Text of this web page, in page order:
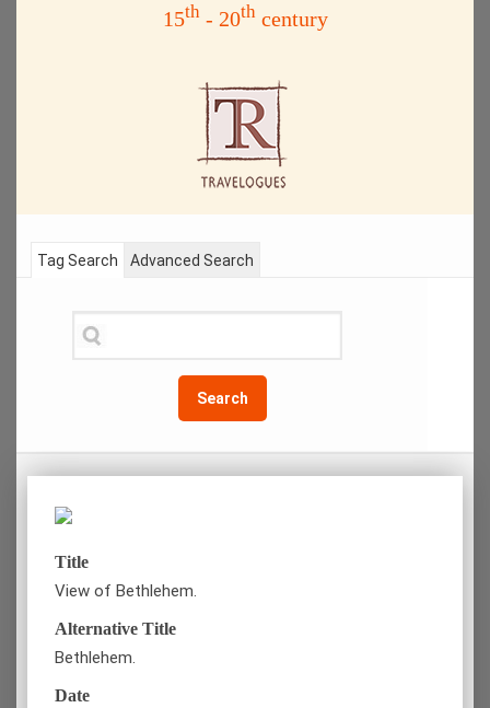
15th- 20thcentury
Tag Search
Search
Advanced Search
Title
View of Bethlehem.
Alternative Title
Bethlehem.
Date